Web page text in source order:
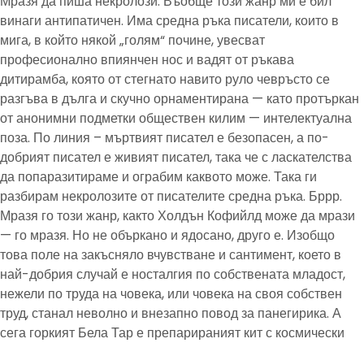
винаги антипатичен. Има средна ръка писатели, които в
мига, в който някой „голям“ почине, увесват
професионално впиянчен нос и вадят от ръкава
дитирамба, която от стегнато навито руло чевръсто се
разгъва в дълга и скучно орнаментирана — като протъркан
от анонимни подметки обществен килим — интелектуална
поза. По линия – мъртвият писател е безопасен, а по-
добрият писател е живият писател, така че с ласкателства
да попаразитираме и ограбим каквото може. Така ги
разбирам некролозите от писателите средна ръка. Бррр.
Мразя го този жанр, както Холдън Кофийлд може да мрази
— го мразя. Но не объркано и ядосано, друго е. Изобщо
това поле на закъсняло вчувстване и сантимент, което в
най-добрия случай е носталгия по собствената младост,
нежели по труда на човека, или човека на своя собствен
труд, станал неволно и внезапно повод за панегирика. А
сега горкият Бела Тар е препарираният кит с космически